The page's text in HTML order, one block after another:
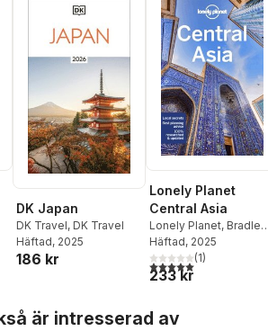
DK Japan
DK Travel, DK Travel
Häftad, 2025
186 kr
Lonely Planet
Central Asia
Lonely Planet, Bradley
Mayhew,Mark Elliott
Anna Kaminski
Stephen Lioy
Häftad, 2025
5,0utav 5 stjärnor.
(1)
233 kr
är intresserad av